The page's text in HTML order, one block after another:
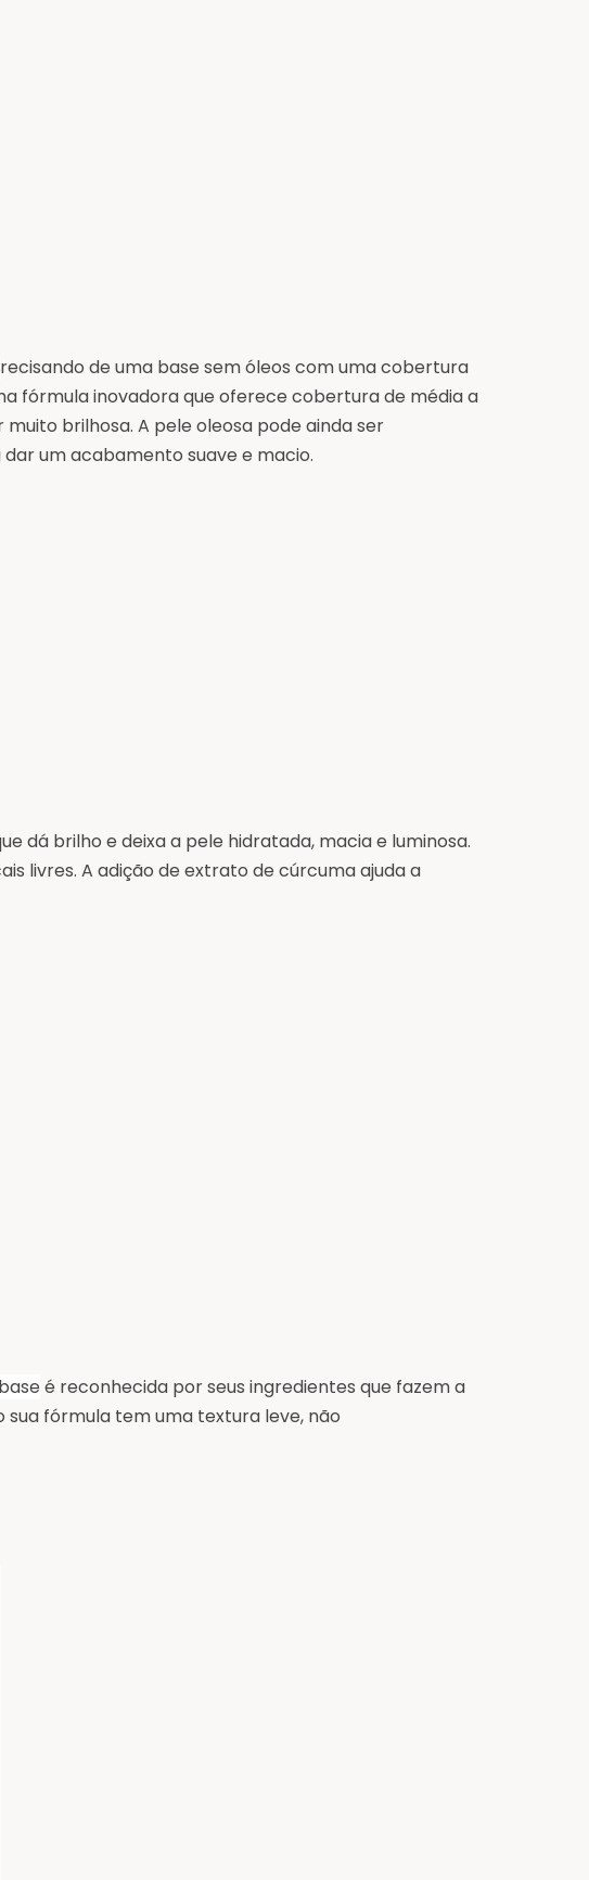
recisando de uma base sem óleos com uma cobertura
fórmula inovadora que oferece cobertura de média a
brilhosa. A pele oleosa pode ainda ser
um acabamento suave e macio.
dábrilho e deixa a pele hidratada, macia e luminosa.
livres. A adição de extrato de cúrcuma ajuda a
é reconhecida por seus ingredientes que fazem a
fórmula tem uma textura leve, não